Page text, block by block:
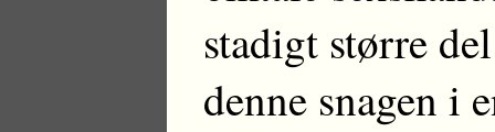
stadigt større
denne snagen i